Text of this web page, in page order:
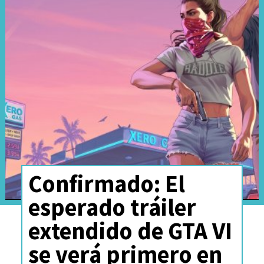
La serie,basada en las propias
vacaciones de verano de
infancia de Hirsch junto a su
Confirmado: El
esperado tráiler
extendido de GTA VI
se verá primero en